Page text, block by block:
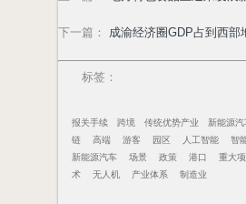
下一篇 ： 成渝经济圈GDP占到西部
标签：
报关手续 跨境 传统优势产业 新能源汽
链
高端 游客 园区 人工智能 智
新能源汽车
场景 政策 港口 重大项
术
无人机 产业体系 制造业